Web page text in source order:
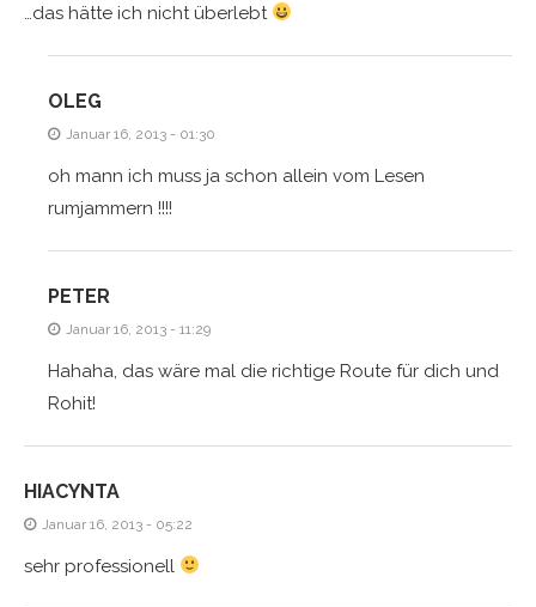
…das hätte ich nicht überlebt
OLEG
Januar 16, 2013 - 01:30
oh mann ich muss ja schon allein vom Lesen
rumjammern !!!!
PETER
Januar 16, 2013 - 11:29
Hahaha, das wäre mal die richtige Route für dich und
Rohit!
HIACYNTA
Januar 16, 2013 - 05:22
sehr professionell